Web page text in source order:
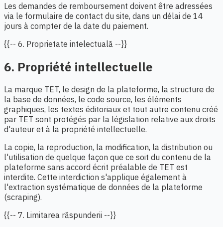
Les demandes de remboursement doivent être adressées
via le formulaire de contact du site, dans un délai de 14
jours à compter de la date du paiement.
{{-- 6. Proprietate intelectuală --}}
6. Propriété intellectuelle
La marque TET, le design de la plateforme, la structure de
la base de données, le code source, les éléments
graphiques, les textes éditoriaux et tout autre contenu créé
par TET sont protégés par la législation relative aux droits
d'auteur et à la propriété intellectuelle.
La copie, la reproduction, la modification, la distribution ou
l'utilisation de quelque façon que ce soit du contenu de la
plateforme sans accord écrit préalable de TET est
interdite. Cette interdiction s'applique également à
l'extraction systématique de données de la plateforme
(scraping).
{{-- 7. Limitarea răspunderii --}}